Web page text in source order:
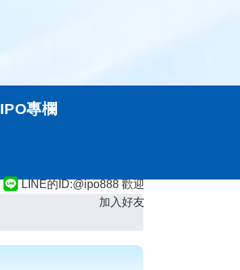
LINE的ID:@ipo888 歡迎
加入好友
IPO專欄